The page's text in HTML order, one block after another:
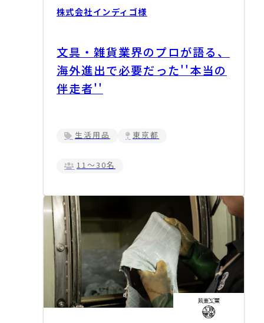
株式会社インディゴ様
文具・雑貨業界のプロが語る、
海外進出で必要だった''本当の
伴走者''
生活用品 東京都
11～30名